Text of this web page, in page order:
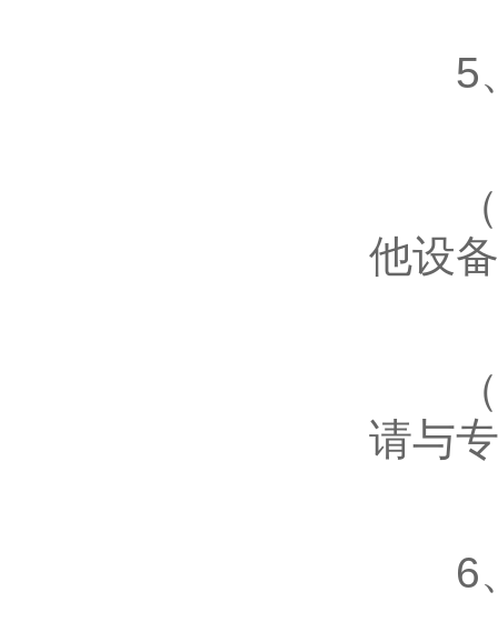
5、
（1
他设
（2
请与
6、